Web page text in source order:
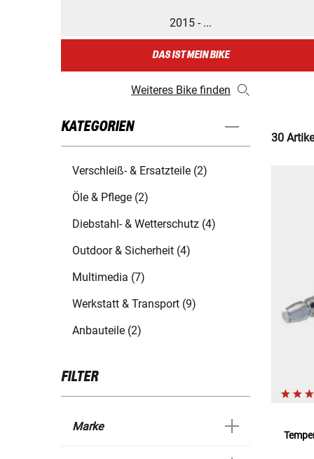
2015 - ...
DAS IST MEIN BIKE
Weiteres Bike finden
KATEGORIEN
Verschleiß- & Ersatzteile (2)
Öle & Pflege (2)
Diebstahl- & Wetterschutz (4)
Outdoor & Sicherheit (4)
Multimedia (7)
Werkstatt & Transport (9)
Anbauteile (2)
FILTER
Marke
30